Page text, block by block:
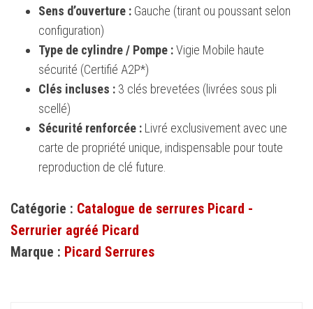
Sens d’ouverture : Gauche (tirant ou poussant selon
configuration)
Type de cylindre / Pompe :Vigie Mobile haute
sécurité (Certifié A2P*)
Clés incluses : 3 clés brevetées (livrées sous pli
scellé)
Sécurité renforcée : Livré exclusivement avec une
carte de propriété unique, indispensable pour toute
reproduction de clé future.
Catégorie : Catalogue de serrures Picard -
Serrurier agréé Picard
Marque : Picard Serrures